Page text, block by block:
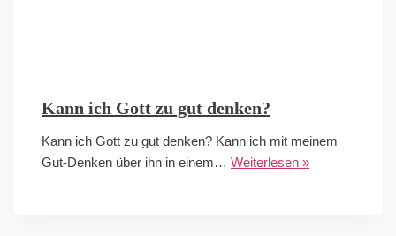
Kann ich Gott zu gut denken?
Kann ich Gott zu gut denken? Kann ich mit meinem
Gut-Denken über ihn in einem… Weiterlesen »